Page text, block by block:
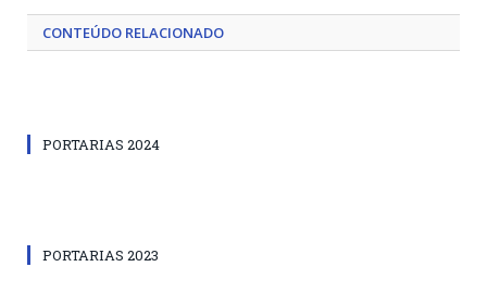
CONTEÚDO RELACIONADO
PORTARIAS 2024
PORTARIAS 2023